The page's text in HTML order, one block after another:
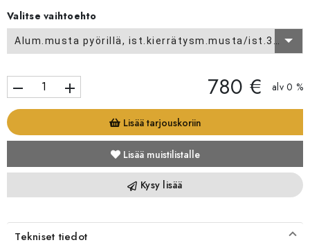
Valitse vaihtoehto
remove add 780 € alv 0 %
Lisää tarjouskoriin
Lisää muistilistalle
Kysy lisää
Tekniset tiedot